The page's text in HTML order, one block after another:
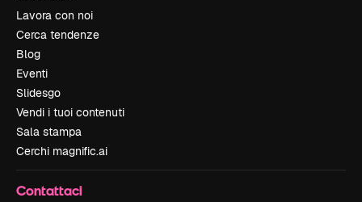
Lavora con noi
Cerca tendenze
Blog
Eventi
Slidesgo
Vendi i tuoi contenuti
Sala stampa
Cerchi magnific.ai
Contattaci